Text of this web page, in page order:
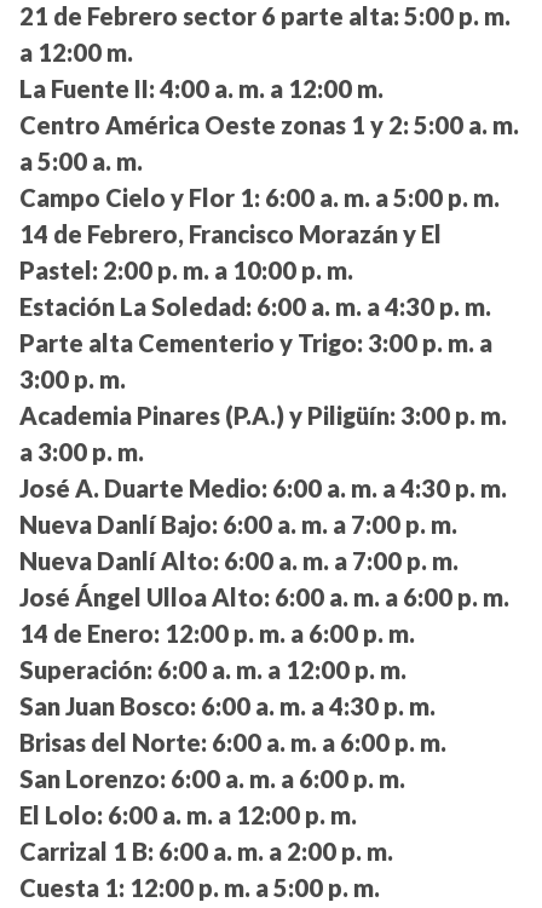
21 de Febrero sector 6 parte alta: 5:00 p. m.
a 12:00 m.
La Fuente II: 4:00 a. m. a 12:00 m.
Centro América Oeste zonas 1 y 2: 5:00 a. m.
a 5:00 a. m.
Campo Cielo y Flor 1: 6:00 a. m. a 5:00 p. m.
14 de Febrero, Francisco Morazán y El
Pastel: 2:00 p. m. a 10:00 p. m.
Estación La Soledad: 6:00 a. m. a 4:30 p. m.
Parte alta Cementerio y Trigo: 3:00 p. m. a
3:00 p. m.
Academia Pinares (P.A.) y Piligüín: 3:00 p. m.
a 3:00 p. m.
José A. Duarte Medio: 6:00 a. m. a 4:30 p. m.
Nueva Danlí Bajo: 6:00 a. m. a 7:00 p. m.
Nueva Danlí Alto: 6:00 a. m. a 7:00 p. m.
José Ángel Ulloa Alto: 6:00 a. m. a 6:00 p. m.
14 de Enero: 12:00 p. m. a 6:00 p. m.
Superación: 6:00 a. m. a 12:00 p. m.
San Juan Bosco: 6:00 a. m. a 4:30 p. m.
Brisas del Norte: 6:00 a. m. a 6:00 p. m.
San Lorenzo: 6:00 a. m. a 6:00 p. m.
El Lolo: 6:00 a. m. a 12:00 p. m.
Carrizal 1 B: 6:00 a. m. a 2:00 p. m.
Cuesta 1: 12:00 p. m. a 5:00 p. m.